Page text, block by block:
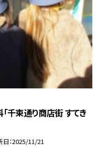
「千束通り商店街 すてき
日 2025/11/21